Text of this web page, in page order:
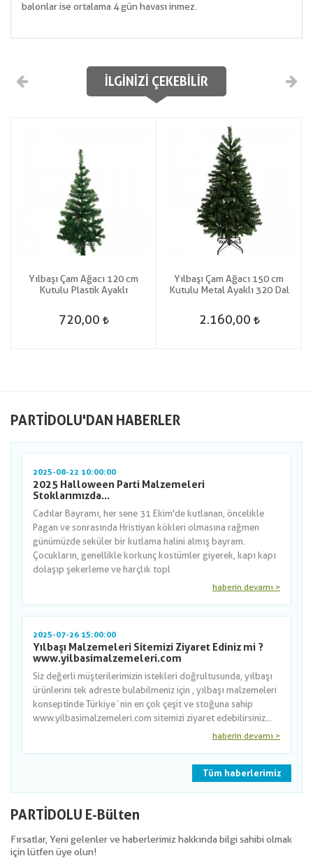
balonlar ise ortalama 4 gün havası inmez.
İLGINIZI ÇEKEBILIR
Yılbaşı Çam Ağacı 120 cm
Kutulu Plastik Ayaklı
720,00
Yılbaşı Çam Ağacı 150 cm
Kutulu Metal Ayaklı 320 Dal
2.160,00
PARTIDOLU'DAN HABERLER
2025-08-22 10:00:00
2025 Halloween Parti Malzemeleri
Stoklarımızda...
Cadılar Bayramı, her sene 31 Ekim'de kutlanan, öncelikle
Pagan ve sonrasında Hristiyan kökleri olmasına rağmen
günümüzde seküler bir kutlama halini almış bayram.
Çocukların, genellikle korkunç kostümler giyerek, kapı kapı
dolaşıp şekerleme ve harçlık topl
haberin devamı >
2025-07-26 15:00:00
Yılbaşı Malzemeleri Sitemizi Ziyaret Ediniz mi ?
www.yilbasimalzemeleri.com
Siz değerli müşterilerimizin istekleri doğrultusunda, yılbaşı
ürünlerini tek adreste bulabilmeniz için , yılbaşı malzemeleri
konseptinde Türkiye´nin en çok çeşit ve stoğuna sahip
www.yilbasimalzemeleri.com sitemizi ziyaret edebilirsiniz...
haberin devamı >
Tüm haberlerimiz
PARTİDOLU E-Bülten
Fırsatlar, Yeni gelenler ve haberlerimiz hakkında bilgi sahibi olmak
için lütfen üye olun!